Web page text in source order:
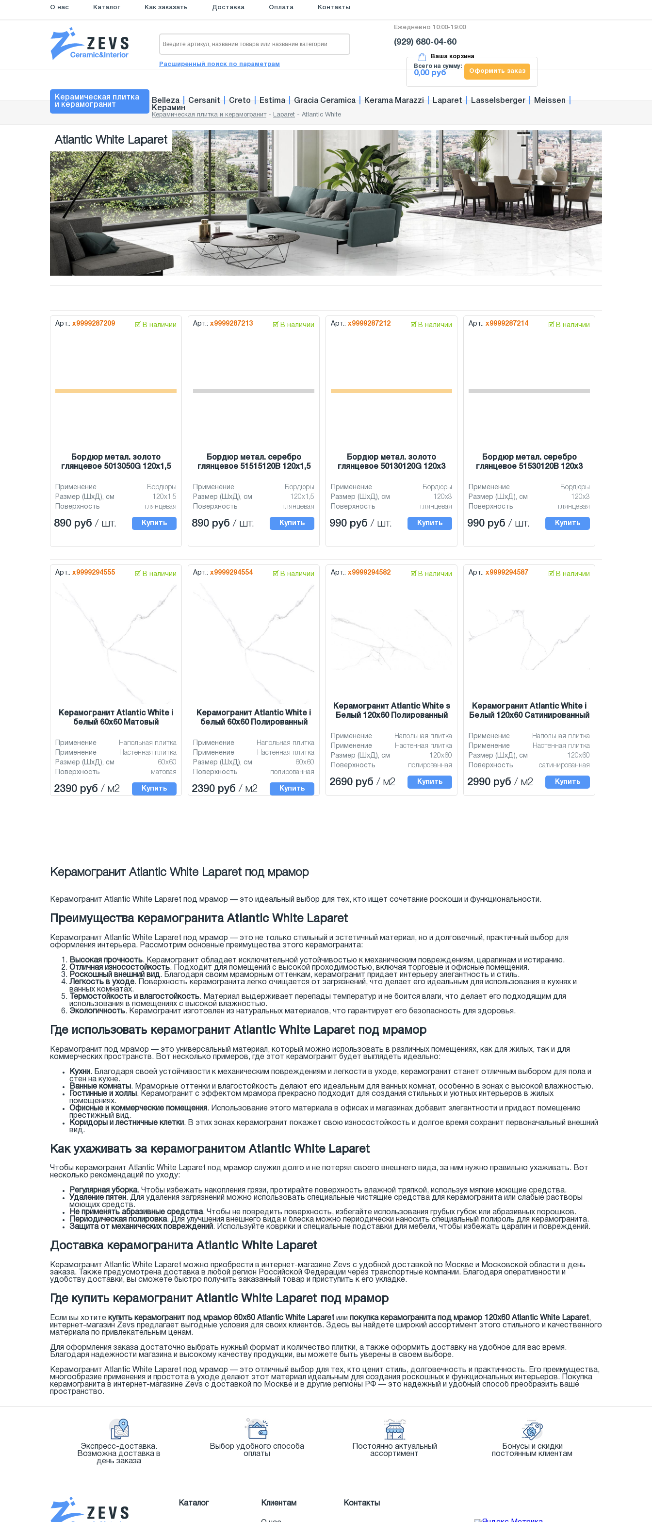
О нас Каталог Как заказать Доставка Оплата Контакты
Расширенный поиск по параметрам
Ежедневно 10:00-19:00
(929) 680-04-60
Ваша корзина
Оформить заказ
Всего на сумму:
0,00 руб
Керамическая плитка
и керамогранит
Belleza Cersanit Creto Estima Gracia Ceramica Kerama Marazzi Laparet Lasselsberger Meissen
Керамин
Керамическая плитка и керамогранит - Laparet - Atlantic White
Atlantic White Laparet
Арт.: х9999287209 🗹 В наличии
Бордюр метал. золото
глянцевое 5013050G 120x1,5
Применение
Бордюры
Размер (ШхД), см
120x1,5
Поверхность
глянцевая
890 руб / шт. Купить
Арт.: х9999287213 🗹 В наличии
Бордюр метал. серебро
глянцевое 51515120B 120x1,5
Применение
Бордюры
Размер (ШхД), см
120x1,5
Поверхность
глянцевая
890 руб / шт. Купить
Арт.: х9999287212 🗹 В наличии
Бордюр метал. золото
глянцевое 50130120G 120x3
Применение
Бордюры
Размер (ШхД), см
120x3
Поверхность
глянцевая
990 руб / шт. Купить
Арт.: х9999287214 🗹 В наличии
Бордюр метал. серебро
глянцевое 51530120B 120x3
Применение
Бордюры
Размер (ШхД), см
120x3
Поверхность
глянцевая
990 руб / шт. Купить
Арт.: х9999294555 🗹 В наличии
Керамогранит Atlantic White i
белый 60x60 Матовый
Применение
Напольная плитка
Применение
Настенная плитка
Размер (ШхД), см
60x60
Поверхность
матовая
2390 руб / м2 Купить
Арт.: х9999294554 🗹 В наличии
Керамогранит Atlantic White i
белый 60x60 Полированный
Применение
Напольная плитка
Применение
Настенная плитка
Размер (ШхД), см
60x60
Поверхность
полированная
2390 руб / м2 Купить
Арт.: х9999294582 🗹 В наличии
Керамогранит Atlantic White s
Белый 120x60 Полированный
Применение
Напольная плитка
Применение
Настенная плитка
Размер (ШхД), см
120x60
Поверхность
полированная
2690 руб / м2 Купить
Арт.: х9999294587 🗹 В наличии
Керамогранит Atlantic White i
Белый 120x60 Сатинированный
Применение
Напольная плитка
Применение
Настенная плитка
Размер (ШхД), см
120x60
Поверхность
сатинированная
2990 руб / м2 Купить
Керамогранит Atlantic White Laparet под мрамор
Керамогранит Atlantic White Laparet под мрамор — это идеальный выбор для тех, кто ищет сочетание роскоши и функциональности.
Преимущества керамогранита Atlantic White Laparet
Керамогранит Atlantic White Laparet под мрамор — это не только стильный и эстетичный материал, но и долговечный, практичный выбор для
оформления интерьера. Рассмотрим основные преимущества этого керамогранита:
Высокая прочность. Керамогранит обладает исключительной устойчивостью к механическим повреждениям, царапинам и истиранию.
Отличная износостойкость. Подходит для помещений с высокой проходимостью, включая торговые и офисные помещения.
Роскошный внешний вид. Благодаря своим мраморным оттенкам, керамогранит придает интерьеру элегантность и стиль.
Легкость в уходе. Поверхность керамогранита легко очищается от загрязнений, что делает его идеальным для использования в кухнях и
ванных комнатах.
Термостойкость и влагостойкость. Материал выдерживает перепады температур и не боится влаги, что делает его подходящим для
использования в помещениях с высокой влажностью.
Экологичность. Керамогранит изготовлен из натуральных материалов, что гарантирует его безопасность для здоровья.
Где использовать керамогранит Atlantic White Laparet под мрамор
Керамогранит под мрамор — это универсальный материал, который можно использовать в различных помещениях, как для жилых, так и для
коммерческих пространств. Вот несколько примеров, где этот керамогранит будет выглядеть идеально:
Кухни. Благодаря своей устойчивости к механическим повреждениям и легкости в уходе, керамогранит станет отличным выбором для пола и
стен на кухне.
Ванные комнаты. Мраморные оттенки и влагостойкость делают его идеальным для ванных комнат, особенно в зонах с высокой влажностью.
Гостинные и холлы. Керамогранит с эффектом мрамора прекрасно подходит для создания стильных и уютных интерьеров в жилых
помещениях.
Офисные и коммерческие помещения. Использование этого материала в офисах и магазинах добавит элегантности и придаст помещению
престижный вид.
Коридоры и лестничные клетки. В этих зонах керамогранит покажет свою износостойкость и долгое время сохранит первоначальный внешний
вид.
Как ухаживать за керамогранитом Atlantic White Laparet
Чтобы керамогранит Atlantic White Laparet под мрамор служил долго и не потерял своего внешнего вида, за ним нужно правильно ухаживать. Вот
несколько рекомендаций по уходу:
Регулярная уборка. Чтобы избежать накопления грязи, протирайте поверхность влажной тряпкой, используя мягкие моющие средства.
Удаление пятен . Для удаления загрязнений можно использовать специальные чистящие средства для керамогранита или слабые растворы
моющих средств.
Не применять абразивные средства. Чтобы не повредить поверхность, избегайте использования грубых губок или абразивных порошков.
Периодическая полировка. Для улучшения внешнего вида и блеска можно периодически наносить специальный полироль для керамогранита.
Защита от механических повреждений . Используйте коврики и специальные подставки для мебели, чтобы избежать царапин и повреждений.
Доставка керамогранита Atlantic White Laparet
Керамогранит Atlantic White Laparet можно приобрести в интернет-магазине Zevs с удобной доставкой по Москве и Московской области в день
заказа. Также предусмотрена доставка в любой регион Российской Федерации через транспортные компании. Благодаря оперативности и
удобству доставки, вы сможете быстро получить заказанный товар и приступить к его укладке.
Где купить керамогранит Atlantic White Laparet под мрамор
Если вы хотите купить керамогранит под мрамор 60x60 Atlantic White Laparet или покупка керамогранита под мрамор 120x60 Atlantic White Laparet,
интернет-магазин Zevs предлагает выгодные условия для своих клиентов. Здесь вы найдете широкий ассортимент этого стильного и качественного
материала по привлекательным ценам.
Для оформления заказа достаточно выбрать нужный формат и количество плитки, а также оформить доставку на удобное для вас время.
Благодаря надежности магазина и высокому качеству продукции, вы можете быть уверены в своем выборе.
Керамогранит Atlantic White Laparet под мрамор — это отличный выбор для тех, кто ценит стиль, долговечность и практичность. Его преимущества,
многообразие применения и простота в уходе делают этот материал идеальным для создания роскошных и функциональных интерьеров. Покупка
керамогранита в интернет-магазине Zevs с доставкой по Москве и в другие регионы РФ — это надежный и удобный способ преобразить ваше
пространство.
Экспресс-доставка.
Возможна доставка в
день заказа
Выбор удобного способа
оплаты
Постоянно актуальный
ассортимент
Бонусы и скидки
постоянным клиентам
Каталог Клиентам Контакты